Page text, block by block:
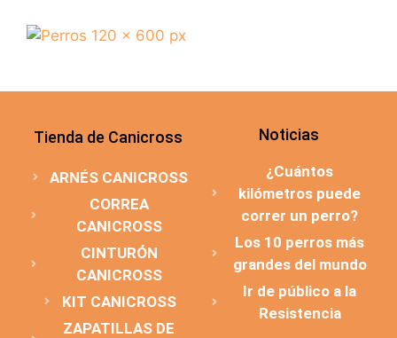
Tienda de Canicross
ARNÉS CANICROSS
CORREA
CANICROSS
CINTURÓN
CANICROSS
KIT CANICROSS
ZAPATILLAS DE
Noticias
¿Cuántos
kilómetros puede
correr un perro?
Los 10 perros más
grandes del mundo
Ir de público a la
Resistencia